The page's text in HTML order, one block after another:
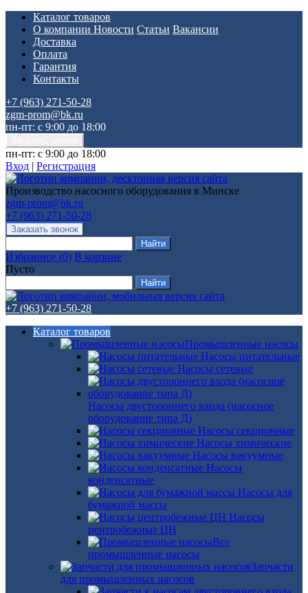
Каталог товаров
О компании Новости Статьи Вакансии
Доставка
Оплата
Гарантия
Контакты
+7 (963) 271-50-28
zgm-prom@bk.ru
пн-пт: с 9:00 до 18:00
пн-пт: с 9:00 до 18:00
Вход | Регистрация
Производство насосного оборудования в Минске
zgm-prom@bk.ru
+7 (963) 271-50-28
Избранное (0) В корзине
Пусто
+7 (963) 271-50-28
Каталог товаров
Промышленные насосы
Насосы питательные
Насосы сетевые
Насосы двустороннего входа (насосное
оборудование типа Д)
Насосы секционные
Насосы химические
Насосы вакуумные
Насосы
конденсатные
Насосы для
бумажной массы
Насосы
центробежные ЦН
Все
промышленные насосы
Запчасти
для промышленных насосов